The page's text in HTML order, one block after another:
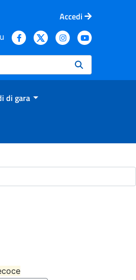
Accedi
di gara